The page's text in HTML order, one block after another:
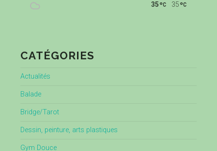
35
35
CATÉGORIES
Actualités
Balade
Bridge/Tarot
Dessin, peinture, arts plastiques
Gym Douce